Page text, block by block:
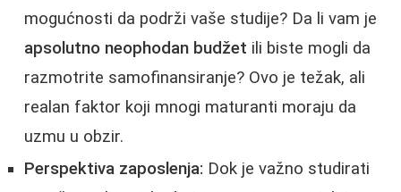
mogućnosti da podrži vaše studije? Da li vam je
apsolutno neophodan budžet ili biste mogli da
razmotrite samofinansiranje? Ovo je težak, ali
realan faktor koji mnogi maturanti moraju da
uzmu u obzir.
Perspektiva zaposlenja: Dok je važno studirati